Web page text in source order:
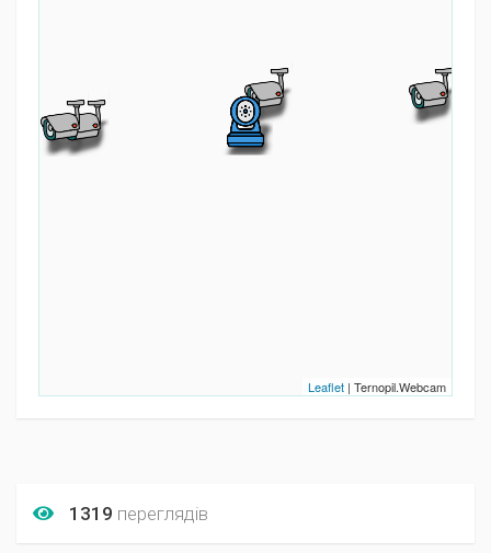
Leaflet | Ternopil.Webcam
1319 переглядів